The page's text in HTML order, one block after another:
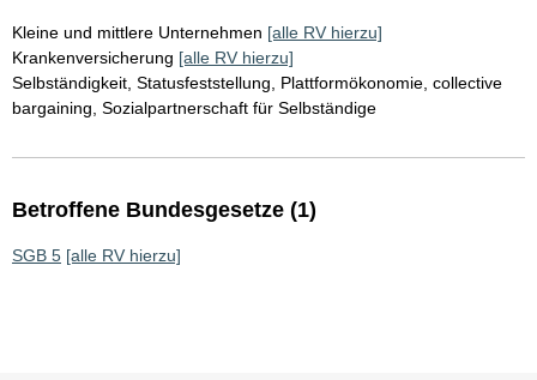
Kleine und mittlere Unternehmen [alle RV hierzu]
Krankenversicherung [alle RV hierzu]
Selbständigkeit, Statusfeststellung, Plattformökonomie, collective
bargaining, Sozialpartnerschaft für Selbständige
Betroffene Bundesgesetze (1)
SGB 5 [alle RV hierzu]